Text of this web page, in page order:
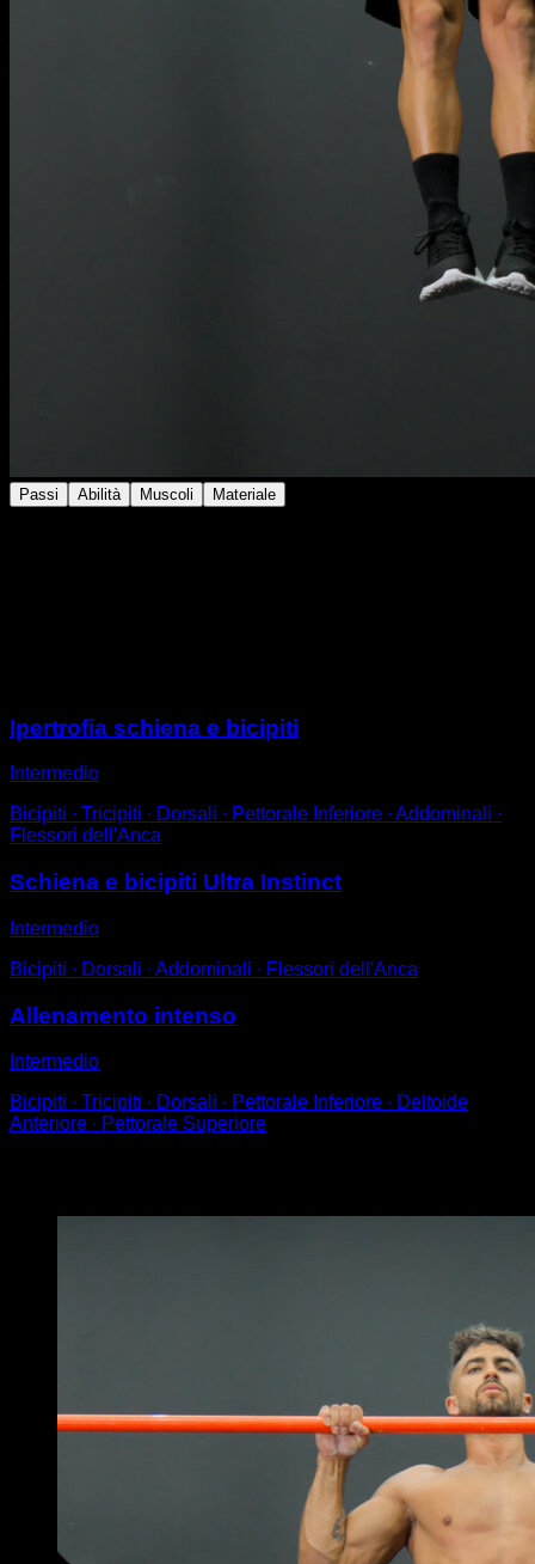
Passi Abilità Muscoli Materiale
Ipertrofia schiena e bicipiti
Intermedio
Bicipiti ∙ Tricipiti ∙ Dorsali ∙ Pettorale Inferiore ∙ Addominali ∙
Flessori dell'Anca
Schiena e bicipiti Ultra Instinct
Intermedio
Bicipiti ∙ Dorsali ∙ Addominali ∙ Flessori dell'Anca
Allenamento intenso
Intermedio
Bicipiti ∙ Tricipiti ∙ Dorsali ∙ Pettorale Inferiore ∙ Deltoide
Anteriore ∙ Pettorale Superiore